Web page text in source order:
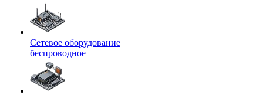
Сетевое оборудование
беспроводное